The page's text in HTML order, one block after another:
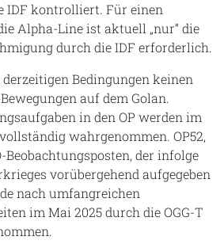
IDF kontrolliert. Für einen
Alpha-Line ist aktuell „nur“ die
durch die IDF erforderlich.
Bedingungen keinen
auf dem Golan.
in den OP werden im
wahrgenommen. OP52,
Beobachtungsposten, der infolge
vorübergehend aufgegeben
nach umfangreichen
im Mai 2025 durch die OGG-T